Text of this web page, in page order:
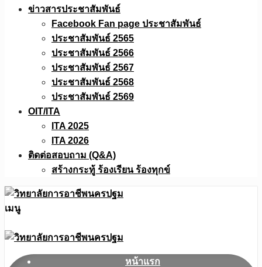
ข่าวสารประชาสัมพันธ์
Facebook Fan page ประชาสัมพันธ์
ประชาสัมพันธ์ 2565
ประชาสัมพันธ์ 2566
ประชาสัมพันธ์ 2567
ประชาสัมพันธ์ 2568
ประชาสัมพันธ์ 2569
OIT/ITA
ITA 2025
ITA 2026
ติดต่อสอบถาม (Q&A)
สร้างกระทู้ ร้องเรียน ร้องทุกข์
เมนู
หน้าแรก